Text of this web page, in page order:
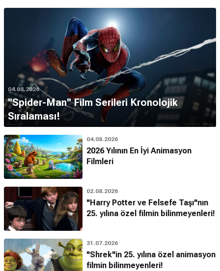
04.08.2026
''Spider-Man'' Film Serileri Kronolojik
Sıralaması!
04.08.2026
2026 Yılının En İyi Animasyon
Filmleri
02.08.2026
"Harry Potter ve Felsefe Taşı"nın
25. yılına özel filmin bilinmeyenleri!
31.07.2026
"Shrek"in 25. yılına özel animasyon
filmin bilinmeyenleri!